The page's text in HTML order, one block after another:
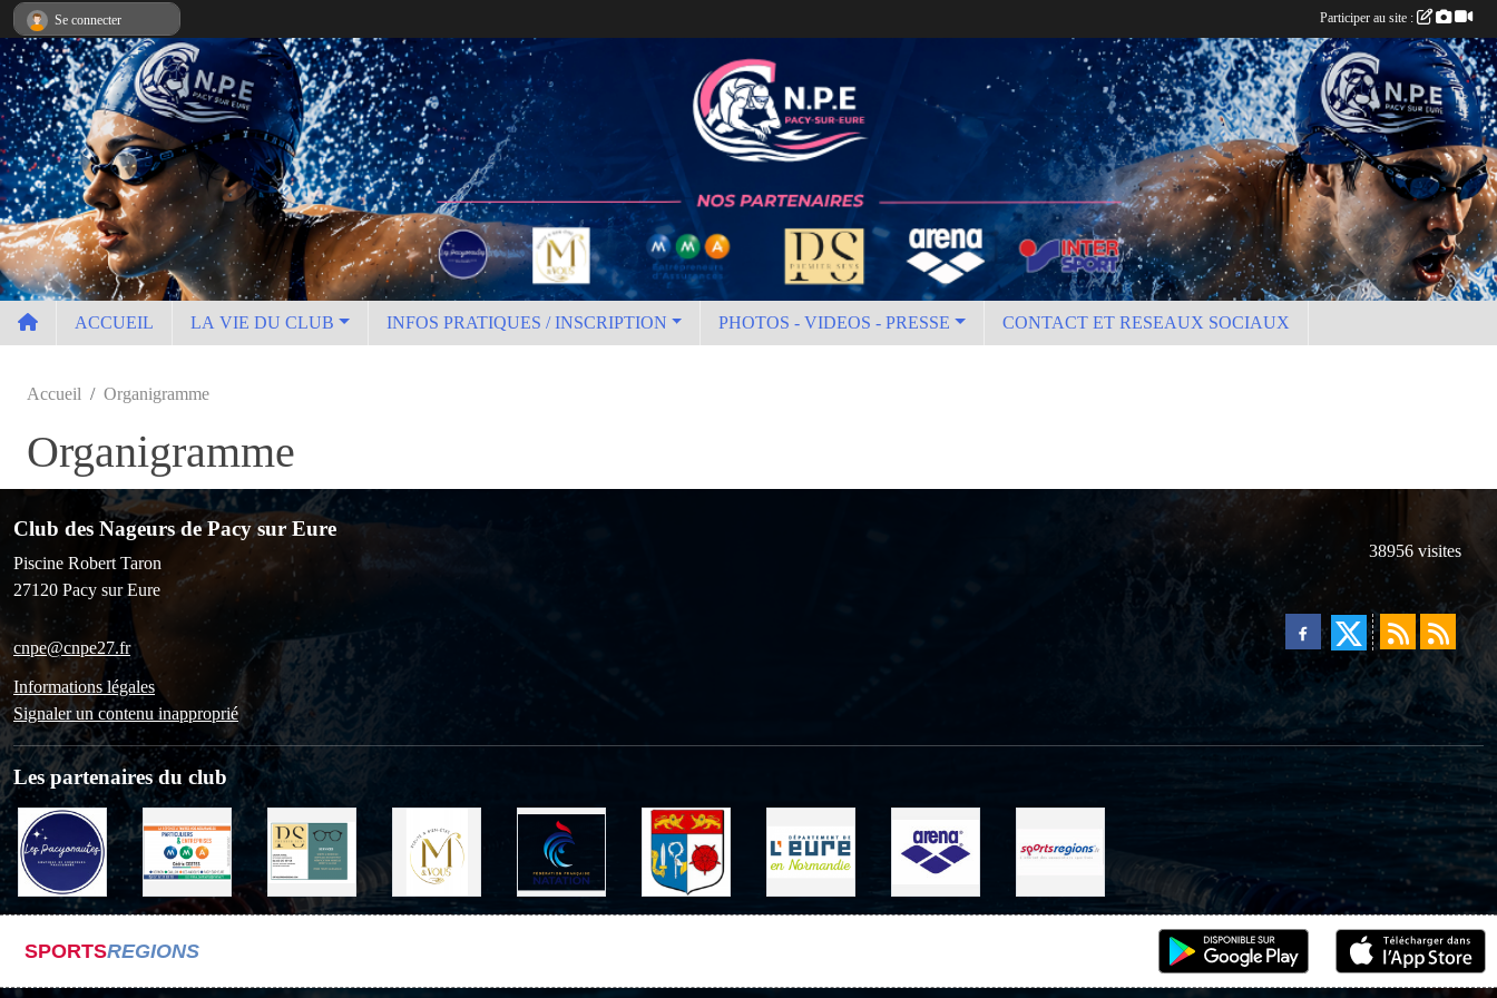
ACCUEIL LA VIE DU CLUB INFOS PRATIQUES / INSCRIPTION PHOTOS - VIDEOS - PRESSE CONTACT ET RESEAUX SOCIAUX
Accueil Organigramme
Organigramme
Club des Nageurs de Pacy sur Eure
Piscine Robert Taron
27120 Pacy sur Eure
cnpe@cnpe27.fr
Informations légales
Signaler un contenu inapproprié
38956 visites
Les partenaires du club
SPORTSREGIONS
Se connecter Participer au site :
Panneau de gestion des cookies